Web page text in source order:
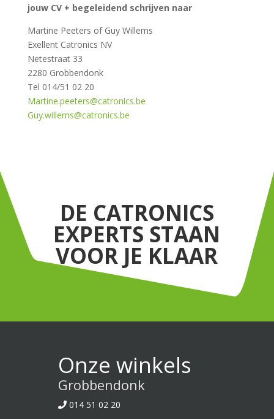
jouw CV + begeleidend schrijven naar
Martine Peeters of Guy Willems
Exellent Catronics NV
Netestraat 33
2280 Grobbendonk
Tel 014/51 02 20
Martine.peeters@catronics.be
Guy.willems@catronics.be
DE CATRONICS
EXPERTS STAAN
VOOR JE KLAAR
Onze winkels
Grobbendonk
014 51 02 20